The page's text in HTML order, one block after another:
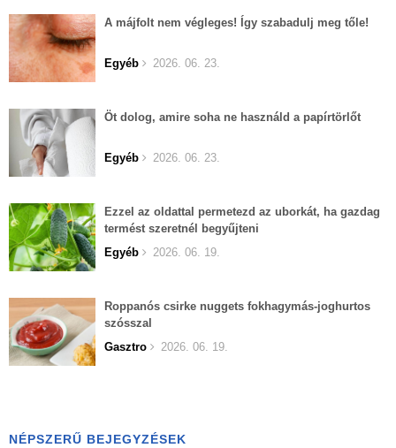
A májfolt nem végleges! Így szabadulj meg tőle!
Egyéb 2026. 06. 23.
Öt dolog, amire soha ne használd a papírtörlőt
Egyéb 2026. 06. 23.
Ezzel az oldattal permetezd az uborkát, ha gazdag
termést szeretnél begyűjteni
Egyéb
2026. 06. 19.
Roppanós csirke nuggets fokhagymás-joghurtos
szósszal
Gasztro
2026. 06. 19.
NÉPSZERŰ BEJEGYZÉSEK